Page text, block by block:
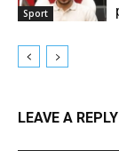
Sport
LEAVE A REPLY